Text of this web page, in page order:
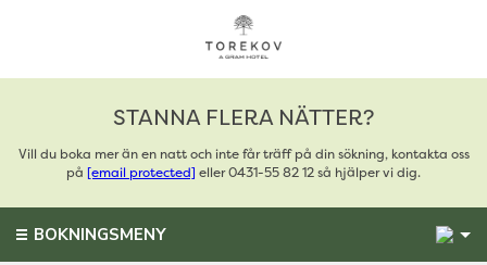
STANNA FLERA NÄTTER?
Vill du boka mer än en natt och inte får träff på din sökning, kontakta oss
på [email protected] eller 0431-55 82 12 så hjälper vi dig.
BOKNINGSMENY